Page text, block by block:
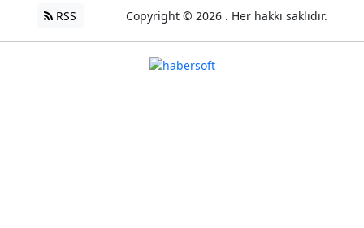
RSS Copyright © 2026 . Her hakkı saklıdır.